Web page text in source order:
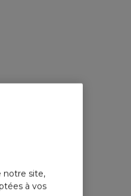
notre site,
à vos